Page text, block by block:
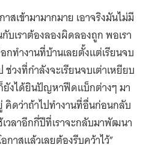
สเข้ามามากมาย เอาจริงมันไม่มี
บเราต้องลองผิดลองถูก พอเรา
กทำงานที่บ้านเลยตั้งแต่เรียนจบ
ช่วงที่กำลังจะเรียนจบเต่าเหยียบ
ยังได้ยินปัญหาฟีดแบ็กต่างๆ มา
ดว่าถ้าไปทำงานที่อื่นก่อนกลับ
วลาอีกกี่ปีที่เราจะกลับมาพัฒนา
าสแล้วเลยต้องรีบคว้าไว้”